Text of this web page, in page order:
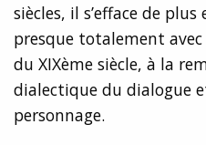
siècles, il s’efface de
presque totalement
du XIXème siècle, à la
dialectique du dialogue
personnage.